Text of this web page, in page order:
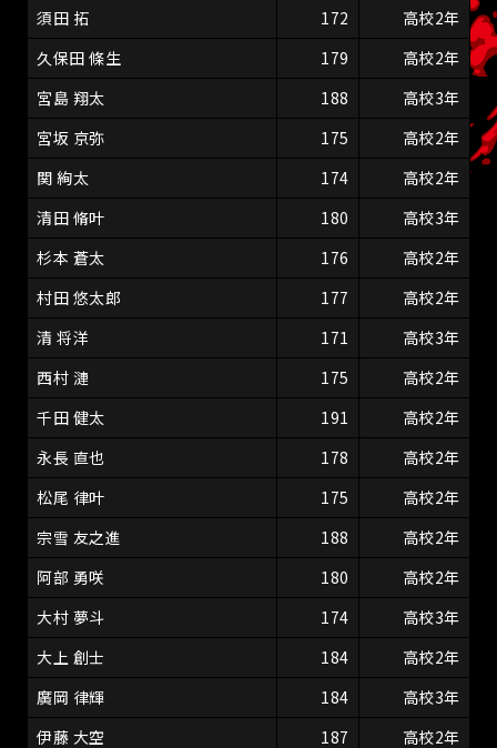
須田 拓
172
高校2年
久保田 條生
179
高校2年
宮島 翔太
188
高校3年
宮坂 京弥
175
高校2年
関 絢太
174
高校2年
清田 脩叶
180
高校3年
杉本 蒼太
176
高校2年
村田 悠太郎
177
高校2年
清 将洋
171
高校3年
西村 漣
175
高校2年
千田 健太
191
高校2年
永長 直也
178
高校2年
松尾 律叶
175
高校2年
宗雪 友之進
188
高校2年
阿部 勇咲
180
高校2年
大村 夢斗
174
高校3年
大上 創士
184
高校2年
廣岡 律輝
184
高校3年
伊藤 大空
187 高校2年